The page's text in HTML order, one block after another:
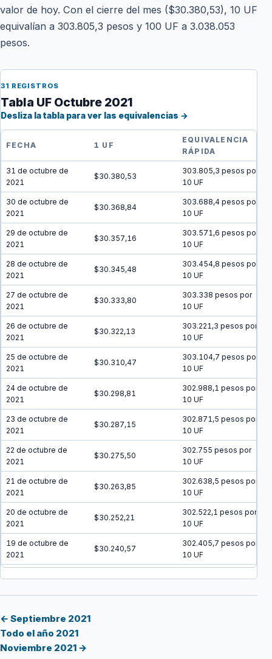
valor de hoy. Con el cierre del mes ($30.380,53), 10 UF
equivalían a 303.805,3 pesos y 100 UF a 3.038.053
pesos.
31 REGISTROS
Tabla UF Octubre 2021
Desliza la tabla para ver las equivalencias →
FECHA 1 UF
EQUIVALENCIA
RÁPIDA
31 de octubre de
2021
$30.380,53
303.805,3 pesos por
10 UF
30 de octubre de
2021
$30.368,84
303.688,4 pesos por
10 UF
29 de octubre de
2021
$30.357,16
303.571,6 pesos por
10 UF
28 de octubre de
2021
$30.345,48
303.454,8 pesos por
10 UF
27 de octubre de
2021
$30.333,80
303.338 pesos por
10 UF
26 de octubre de
2021
$30.322,13
303.221,3 pesos por
10 UF
25 de octubre de
2021
$30.310,47
303.104,7 pesos por
10 UF
24 de octubre de
2021
$30.298,81
302.988,1 pesos por
10 UF
23 de octubre de
2021
$30.287,15
302.871,5 pesos por
10 UF
22 de octubre de
2021
$30.275,50
302.755 pesos por
10 UF
21 de octubre de
2021
$30.263,85
302.638,5 pesos por
10 UF
20 de octubre de
2021
$30.252,21
302.522,1 pesos por
10 UF
19 de octubre de
2021
$30.240,57
302.405,7 pesos por
10 UF
$30.228,94
2021
16 de octubre de
2021
← Septiembre 2021
Todo el año 2021
Noviembre 2021 →